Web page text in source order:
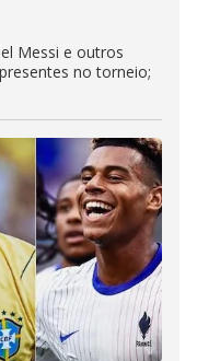
Messi e outros
no torneio;